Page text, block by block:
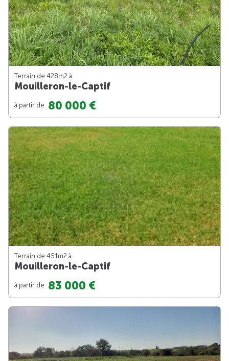
Terrain de 428m2 à
Mouilleron-le-Captif
à partir de 80 000 €
Terrain de 451m2 à
Mouilleron-le-Captif
à partir de 83 000 €